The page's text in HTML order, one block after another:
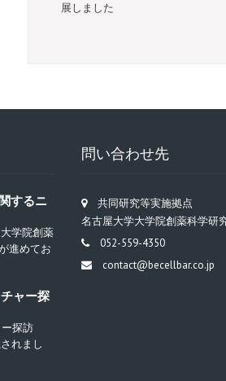
展しました
するニ
学院創薬
進めてお
ャー探
探訪
れまし
問い合わせ先
共同研究等実
名古屋大学大学院創薬科学研
052-559-4350
contact@becellbar.co.jp